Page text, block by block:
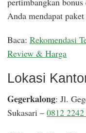
Anda mendapat
Baca: Rekomendasi
Review & Harga
Lokasi
Gegerkalong: Jl.
Sukasari – 0812